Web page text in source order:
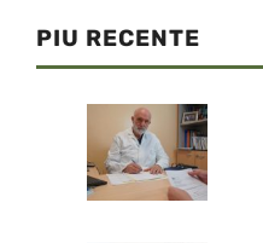
PIU RECENTE